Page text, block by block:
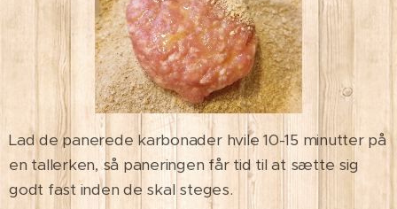
Lad de panerede karbonader hvile 10-15 minutter på
en tallerken, så paneringen får tid til at sætte sig
godt fast inden de skal steges.